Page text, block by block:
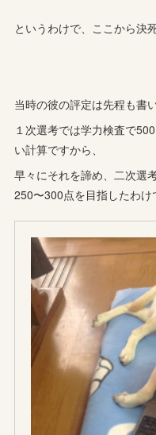
というわけで、ここから決
当時の彼の評定は先程も書
１次選考では学力検査で
い計算ですから、
早々にそれを諦め、二次選
250〜300点を目指したわけ